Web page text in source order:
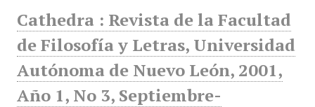
Cathedra : Revista de la Facultad
de Filosofía y Letras, Universidad
Autónoma de Nuevo León, 2001,
Año 1, No 3, Septiembre-